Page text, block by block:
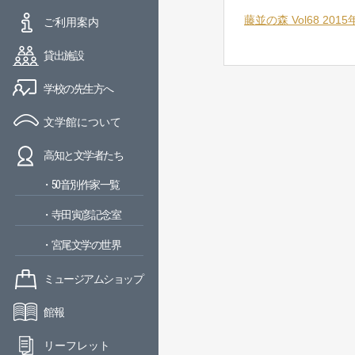
ご利用案内
貸出施設
学校の先生方へ
文学館について
高知と文学者たち
・50音別作家一覧
・寺田寅彦記念室
・宮尾文学の世界
ミュージアムショップ
館報
リーフレット
藤並の森 Vol68 2015